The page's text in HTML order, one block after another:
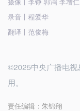
录音丨程爱华
翻译丨范俊梅
©2025中央广播电视
用。
责任编辑： 朱锦翔